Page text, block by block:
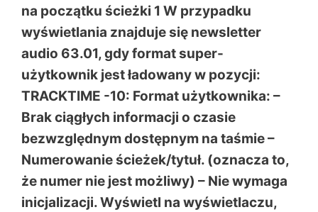
na początku ścieżki 1 W przypadku
wyświetlania znajduje się newsletter
audio 63.01, gdy format super-
użytkownik jest ładowany w pozycji:
TRACKTIME -10: Format użytkownika: –
Brak ciągłych informacji o czasie
bezwzględnym dostępnym na taśmie –
Numerowanie ścieżek/tytuł. (oznacza to,
że numer nie jest możliwy) – Nie wymaga
inicjalizacji. Wyświetl na wyświetlaczu,